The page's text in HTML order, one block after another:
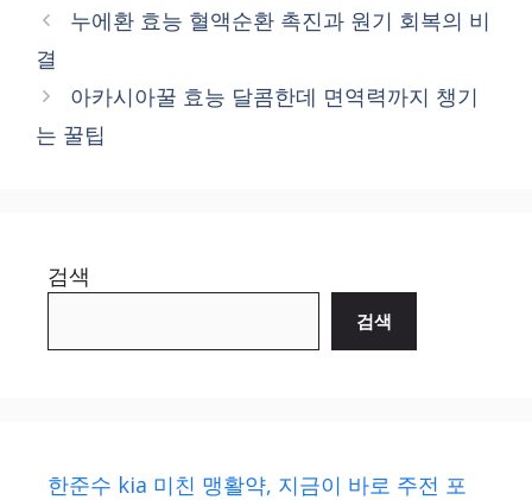
누에환 효능 혈액순환 촉진과 원기 회복의 비
결
아카시아꿀 효능 달콤한데 면역력까지 챙기
는 꿀팁
검색
검색
한준수 kia 미친 맹활약, 지금이 바로 주전 포